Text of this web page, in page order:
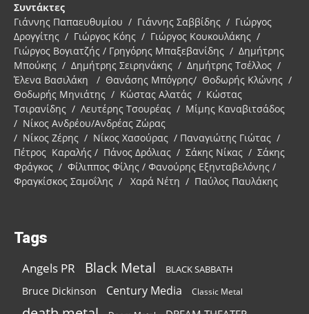
Συντάκτες
Γιάννης Παπαευθυμίου / Γιάννης Σαββίδης / Γιώργος
Δρογγίτης / Γιώργος Κόης / Γιώργος Κουκουλάκης /
Γιώργος Βογιατζής / Γρηγόρης Μπαξεβανίδης / Δημήτρης
Μπούκης / Δημήτρης Σειρηνάκης / Δημήτρης Τσέλλος /
Έλενα Βασιλάκη / Θανάσης Μπόγρης/ Θοδωρής Κλώνης /
Θοδωρής Μηνιάτης / Κώστας Αλατάς / Κώστας
Τσιρανίδης / Λευτέρης Τσουρέας / Μίμης Καναβιτσάδος
/ Νίκος Ανδρέου/Ανδρέας Ζώρας
/ Νίκος Ζέρης / Νίκος Χασούρας / Παναγιώτης Γιώτας /
Πέτρος Καραλής / Πάνος Δρόλιας / Σάκης Νίκας / Σάκης
Φράγκος / Φίλιππος Φίλης / Φανούρης Εξηνταβελόνης /
Φραγκίσκος Σαμοΐλης / Χαρά Νέτη / Παύλος Παυλάκης
Tags
Angels PR Black Metal BLACK SABBATH
Bruce Dickinson Century Media Classic Metal